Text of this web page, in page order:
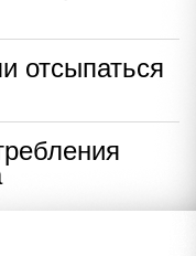
отсыпаться